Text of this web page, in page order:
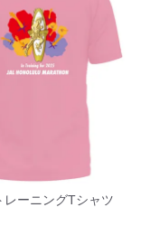
ーニングTシャツ